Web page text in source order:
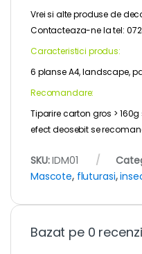
Vrei si alte produse de
Contacteaza-ne la tel:
Caracteristici produs:
6 planse A4, landscape,
Recomandare:
Tiparire carton gros >
efect deosebit se
SKU:IDM01
Mascote, fluturasi,
Bazat pe 0